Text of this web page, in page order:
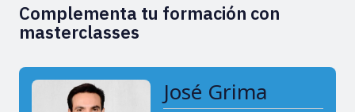
Complementa tu formación con
masterclasses
José Grima